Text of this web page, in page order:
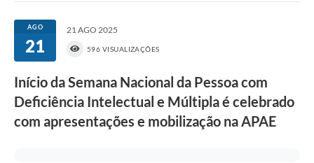
Notícias
Legislação
Renuncia de Receita
Galeria de Fotos
AGO
21
21 AGO 2025
596 VISUALIZAÇÕES
Início da Semana Nacional da Pessoa com
Deficiência Intelectual e Múltipla é celebrado
com apresentações e mobilização na APAE